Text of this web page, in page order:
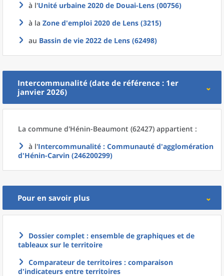
à l'Unité urbaine 2020 de Douai-Lens (00756)
à la Zone d'emploi 2020 de Lens (3215)
au Bassin de vie 2022 de Lens (62498)
Intercommunalité (date de référence : 1er
janvier 2026)
La commune d'Hénin-Beaumont (62427) appartient :
à l'Intercommunalité : Communauté d'agglomération
d'Hénin-Carvin (246200299)
Pour en savoir plus
Dossier complet : ensemble de graphiques et de
tableaux sur le territoire
Comparateur de territoires : comparaison
d'indicateurs entre territoires